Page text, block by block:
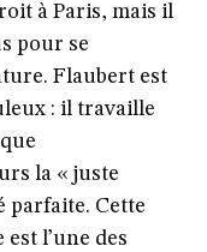
à Paris, mais il
pour se
Flaubert est
: il travaille
la « juste
parfaite. Cette
l’une des